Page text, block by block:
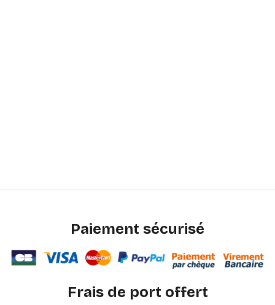
Paiement sécurisé
Frais de port offert